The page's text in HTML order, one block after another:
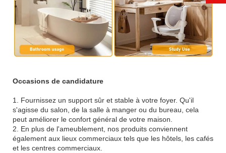
Occasions de candidature
1. Fournissez un support sûr et stable à votre foyer. Qu'il
s'agisse du salon, de la salle à manger ou du bureau, cela
peut améliorer le confort général de votre maison.
2. En plus de l'ameublement, nos produits conviennent
également aux lieux commerciaux tels que les hôtels, les cafés
et les centres commerciaux.